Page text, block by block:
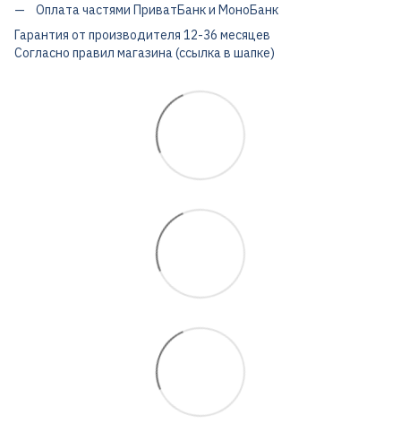
Оплата частями ПриватБанк и МоноБанк
Гарантия от производителя 12-36 месяцев
Согласно правил магазина (ссылка в шапке)